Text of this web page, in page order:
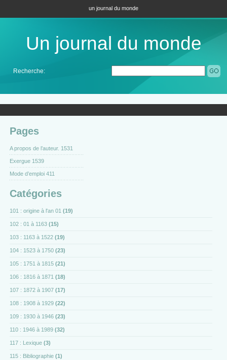
un journal du monde
Un journal du monde
Recherche:
Pages
A propos de l’auteur. 1531
Exergue 1539
Mode d’emploi 411
Catégories
101 : origine à l'an 01 (19)
102 : 01 à 1163 (15)
103 : 1163 à 1522 (19)
104 : 1523 à 1750 (23)
105 : 1751 à 1815 (21)
106 : 1816 à 1871 (18)
107 : 1872 à 1907 (17)
108 : 1908 à 1929 (22)
109 : 1930 à 1946 (23)
110 : 1946 à 1989 (32)
117 : Lexique (3)
115 : Bibliographie (1)